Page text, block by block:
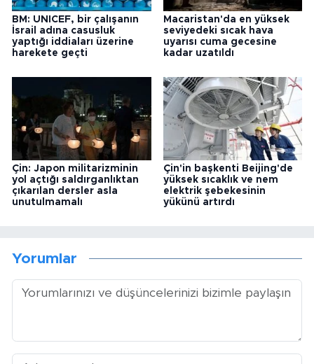
BM: UNICEF, bir çalışanın
İsrail adına casusluk
yaptığı iddiaları üzerine
harekete geçti
Macaristan'da en yüksek
seviyedeki sıcak hava
uyarısı cuma gecesine
kadar uzatıldı
Çin: Japon militarizminin
yol açtığı saldırganlıktan
çıkarılan dersler asla
unutulmamalı
Çin'in başkenti Beijing'de
yüksek sıcaklık ve nem
elektrik şebekesinin
yükünü artırdı
Yorumlar